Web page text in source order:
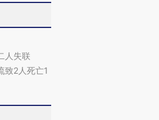
人失联
致2人死亡1